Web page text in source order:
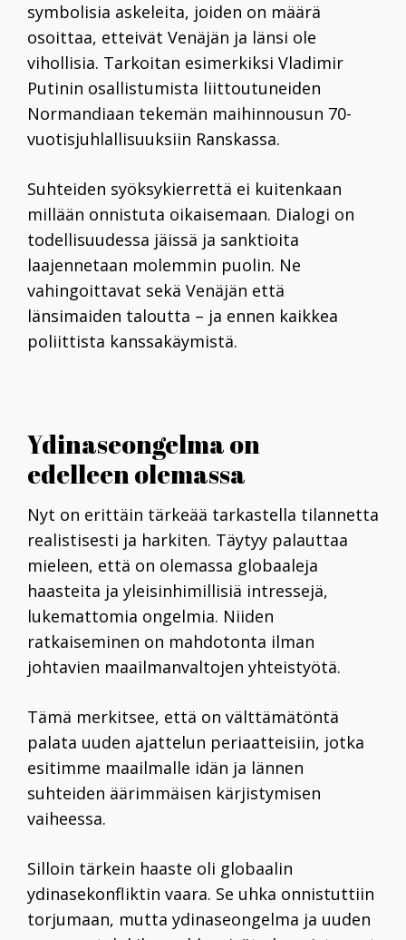
symbolisia askeleita, joiden on määrä
osoittaa, etteivät Venäjän ja länsi ole
vihollisia. Tarkoitan esimerkiksi Vladimir
Putinin osallistumista liittoutuneiden
Normandiaan tekemän maihinnousun 70-
vuotisjuhlallisuuksiin Ranskassa.
Suhteiden syöksykierrettä ei kuitenkaan
millään onnistuta oikaisemaan. Dialogi on
todellisuudessa jäissä ja sanktioita
laajennetaan molemmin puolin. Ne
vahingoittavat sekä Venäjän että
länsimaiden taloutta – ja ennen kaikkea
poliittista kanssakäymistä.
Ydinaseongelma on
edelleen olemassa
Nyt on erittäin tärkeää tarkastella tilannetta
realistisesti ja harkiten. Täytyy palauttaa
mieleen, että on olemassa globaaleja
haasteita ja yleisinhimillisiä intressejä,
lukemattomia ongelmia. Niiden
ratkaiseminen on mahdotonta ilman
johtavien maailmanvaltojen yhteistyötä.
Tämä merkitsee, että on välttämätöntä
palata uuden ajattelun periaatteisiin, jotka
esitimme maailmalle idän ja lännen
suhteiden äärimmäisen kärjistymisen
vaiheessa.
Silloin tärkein haaste oli globaalin
ydinasekonfliktin vaara. Se uhka onnistuttiin
torjumaan, mutta ydinaseongelma ja uuden